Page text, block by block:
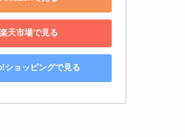
楽天市場で見る
ショッピングで見る